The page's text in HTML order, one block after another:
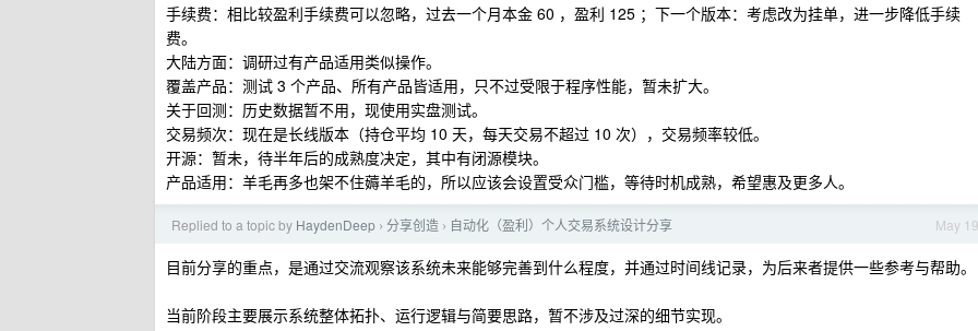
手续费：相比较盈利手续费可以忽略，过去一个月本金 60 ，盈利 125 ；下一个版本：考虑改为挂单，进一步降低手续
费。
大陆方面：调研过有产品适用类似操作。
覆盖产品：测试 3 个产品、所有产品皆适用，只不过受限于程序性能，暂未扩大。
关于回测：历史数据暂不用，现使用实盘测试。
交易频次：现在是长线版本（持仓平均 10 天，每天交易不超过 10 次），交易频率较低。
开源：暂未，待半年后的成熟度决定，其中有闭源模块。
产品适用：羊毛再多也架不住薅羊毛的，所以应该会设置受众门槛，等待时机成熟，希望惠及更多人。
May 19
Replied to a topic by HaydenDeep › 分享创造 › 自动化（盈利）个人交易系统设计分享
目前分享的重点，是通过交流观察该系统未来能够完善到什么程度，并通过时间线记录，为后来者提供一些参考与帮助。
当前阶段主要展示系统整体拓扑、运行逻辑与简要思路，暂不涉及过深的细节实现。